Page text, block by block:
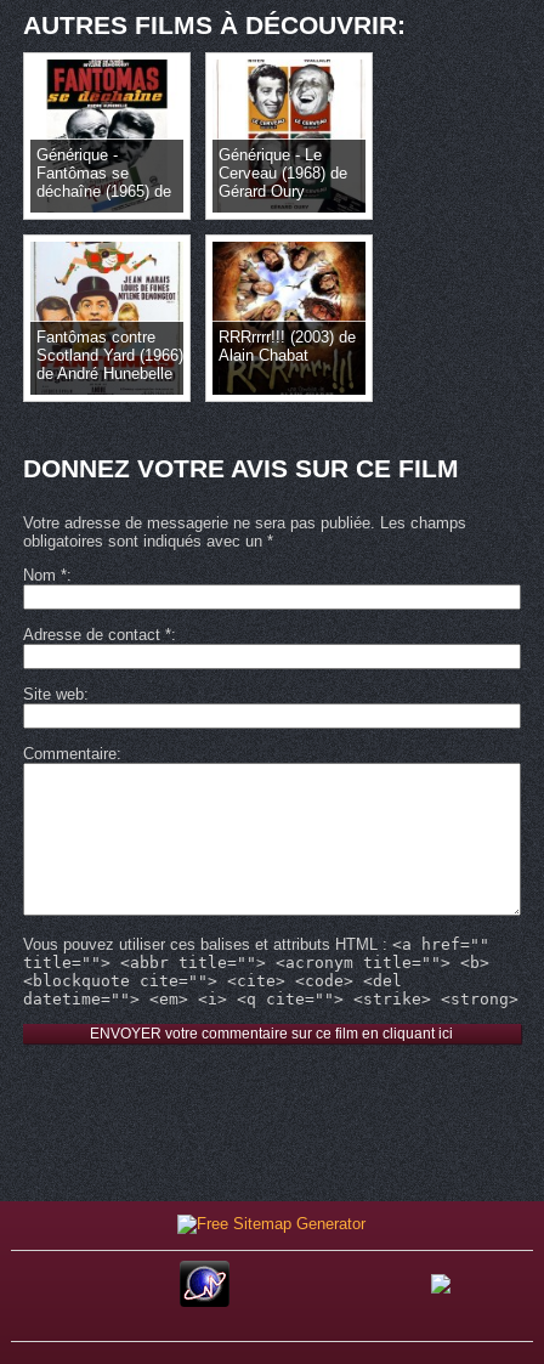
AUTRES FILMS À DÉCOUVRIR:
Générique -
Fantômas se
déchaîne (1965) de
André Hunebelle
Générique - Le
Cerveau (1968) de
Gérard Oury
Fantômas contre
Scotland Yard (1966)
de André Hunebelle
RRRrrrr!!! (2003) de
Alain Chabat
DONNEZ VOTRE AVIS SUR CE FILM
Votre adresse de messagerie ne sera pas publiée. Les champs
obligatoires sont indiqués avec un *
Nom*
Adresse de contact*
Site web
Commentaire
Vous pouvez utiliser ces balises et attributs HTML :<a href=""
title=""> <abbr title=""> <acronym title=""> <b>
<blockquote cite=""> <cite> <code> <del
datetime=""> <em> <i> <q cite=""> <strike> <strong>